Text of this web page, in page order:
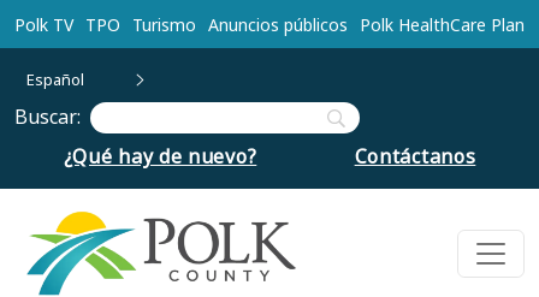
Ir al contenido principal
Polk TV TPO Turismo Anuncios públicos Polk HealthCare Plan
Español
Buscar:
¿Qué hay de nuevo?
Contáctanos